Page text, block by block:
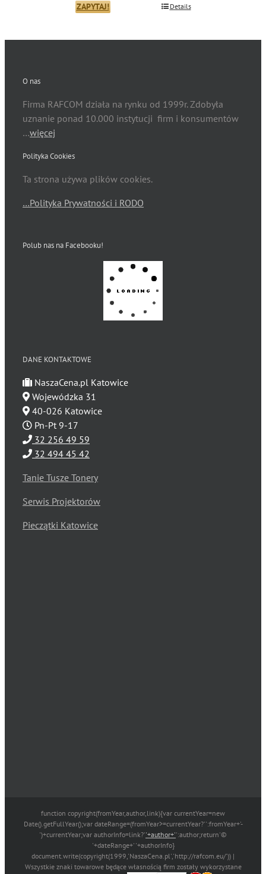
ZAPYTAJ! Details
O nas
Firma RAFCOM działa na rynku od 1999r. Zdobyła
uznanie ponad 10.000 instytucji firm i konsumentów
…więcej
Polityka Cookies
Ta strona używa plików cookies.
…Polityka Prywatności i RODO
Polub nas na Facebooku!
DANE KONTAKTOWE
NaszaCena.pl Katowice
Wojewódzka 31
40-026 Katowice
Pn-Pt 9-17
32 256 49 59
32 494 45 42
Tanie Tusze Tonery
Serwis Projektorów
Pieczątki Katowice
function copyright(fromYear,author,link){var currentYear=new
Date().getFullYear();var dateRange=(fromYear>=currentYear?'':fromYear+'-
')+currentYear;var authorInfo=link?''+author+'':author;return'©
'+dateRange+' '+authorInfo}
document.write(copyright(1999,'NaszaCena.pl','http://rafcom.eu/')) |
Wszystkie znaki towarowe będące własnością firm zostały wykorzystane